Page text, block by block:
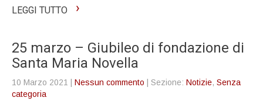
LEGGI TUTTO ›
25 marzo – Giubileo di fondazione di
Santa Maria Novella
10 Marzo 2021 Nessun commento | Sezione: Notizie, Senza
categoria